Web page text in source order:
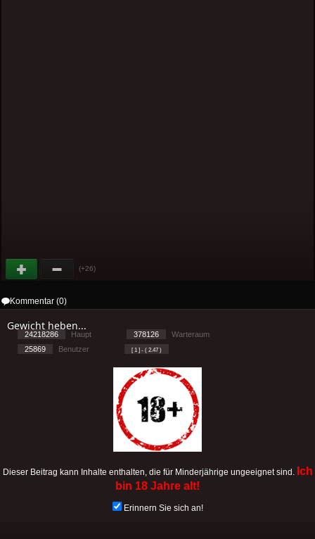
(+26)
Kommentar (0)
Gewicht heben...
Dieser Beitrag kann Inhalte enthalten, die für Minderjährige ungeeignet sind. Ich
bin 18 Jahre alt!
Erinnern Sie sich an!
24218286 Haupt 378126
Warteraum
25869
Benutzer [ 1 ] - ( 2.47 )